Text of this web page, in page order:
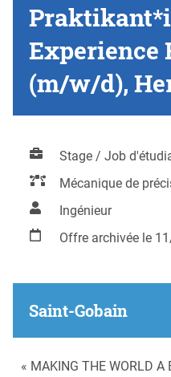
Experience
(m/w/d),
Stage / Job
Mécanique de
Ingénieur
Offre archivée le
Saint-Gobain
« MAKING THE WORLD